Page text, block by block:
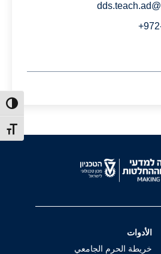
size
الأدوات
خريطة الحرم الجامعي